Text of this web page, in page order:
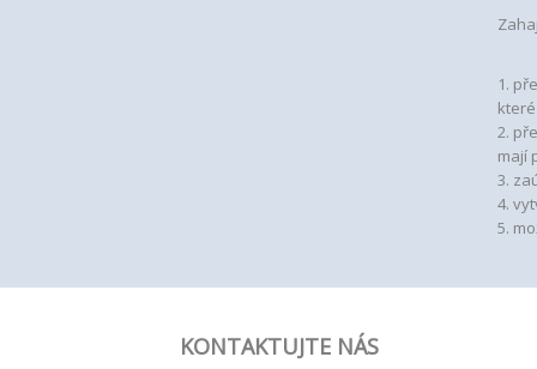
1.
2.
mají
3.
4.
5.
KONTAKTUJTE NÁS